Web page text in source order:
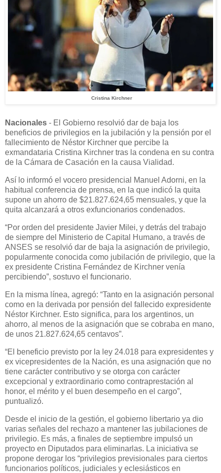
Cristina Kirchner
Nacionales - El Gobierno resolvió dar de baja los
beneficios de privilegios en la jubilación y la pensión por el
fallecimiento de Néstor Kirchner que percibe la
exmandataria Cristina Kirchner tras la condena en su contra
de la Cámara de Casación en la causa Vialidad.
Así lo informó el vocero presidencial Manuel Adorni, en la
habitual conferencia de prensa, en la que indicó la quita
supone un ahorro de $21.827.624,65 mensuales, y que la
quita alcanzará a otros exfuncionarios condenados.
“Por orden del presidente Javier Milei, y detrás del trabajo
de siempre del Ministerio de Capital Humano, a través de
ANSES se resolvió dar de baja la asignación de privilegio,
popularmente conocida como jubilación de privilegio, que la
ex presidente Cristina Fernández de Kirchner venía
percibiendo”, sostuvo el funcionario.
En la misma línea, agregó: “Tanto en la asignación personal
como en la derivada por pensión del fallecido expresidente
Néstor Kirchner. Esto significa, para los argentinos, un
ahorro, al menos de la asignación que se cobraba en mano,
de unos 21.827.624,65 centavos”.
“El beneficio previsto por la ley 24.018 para expresidentes y
ex vicepresidentes de la Nación, es una asignación que no
tiene carácter contributivo y se otorga con carácter
excepcional y extraordinario como contraprestación al
honor, el mérito y el buen desempeño en el cargo”,
puntualizó.
Desde el inicio de la gestión, el gobierno libertario ya dio
varias señales del rechazo a mantener las jubilaciones de
privilegio. Es más, a finales de septiembre impulsó un
proyecto en Diputados para eliminarlas. La iniciativa se
propone derogar los “privilegios previsionales para ciertos
funcionarios políticos, judiciales y eclesiásticos en